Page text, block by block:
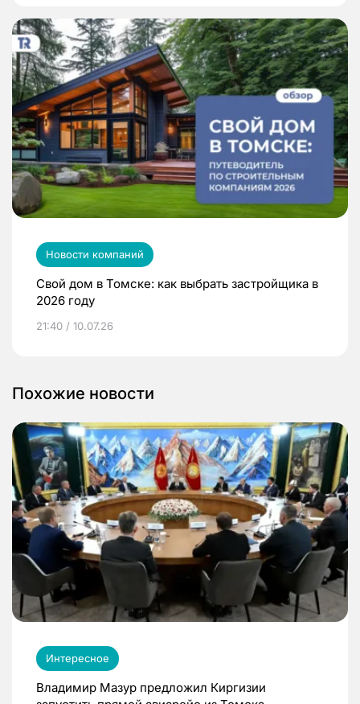
Новости компаний
Свой дом в Томске: как выбрать застройщика в
2026 году
21:40 / 10.07.26
Похожие новости
Интересное
Владимир Мазур предложил Киргизии